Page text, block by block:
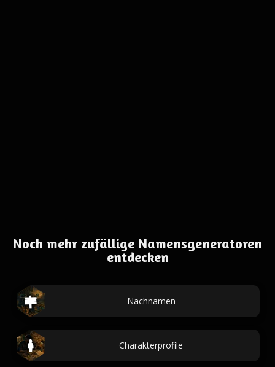
Noch mehr zufällige Namensgeneratoren
entdecken
Nachnamen
Charakterprofile